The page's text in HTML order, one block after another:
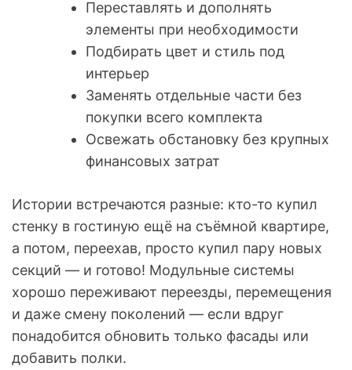
Переставлять и дополнять
элементы при необходимости
Подбирать цвет и стиль под
интерьер
Заменять отдельные части без
покупки всего комплекта
Освежать обстановку без крупных
финансовых затрат
Истории встречаются разные: кто-то купил
стенку в гостиную ещё на съёмной квартире,
а потом, переехав, просто купил пару новых
секций — и готово! Модульные системы
хорошо переживают переезды, перемещения
и даже смену поколений — если вдруг
понадобится обновить только фасады или
добавить полки.